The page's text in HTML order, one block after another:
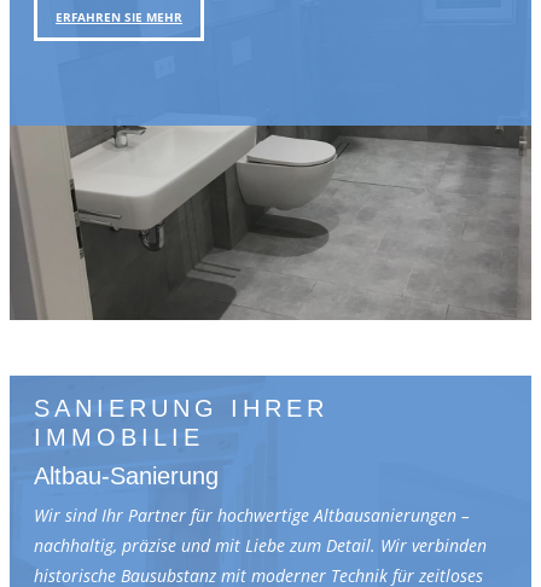
ERFAHREN SIE MEHR
SANIERUNG IHRER
IMMOBILIE
Altbau-Sanierung
Wir sind Ihr Partner für hochwertige Altbausanierungen –
nachhaltig, präzise und mit Liebe zum Detail. Wir verbinden
historische Bausubstanz mit moderner Technik für zeitloses